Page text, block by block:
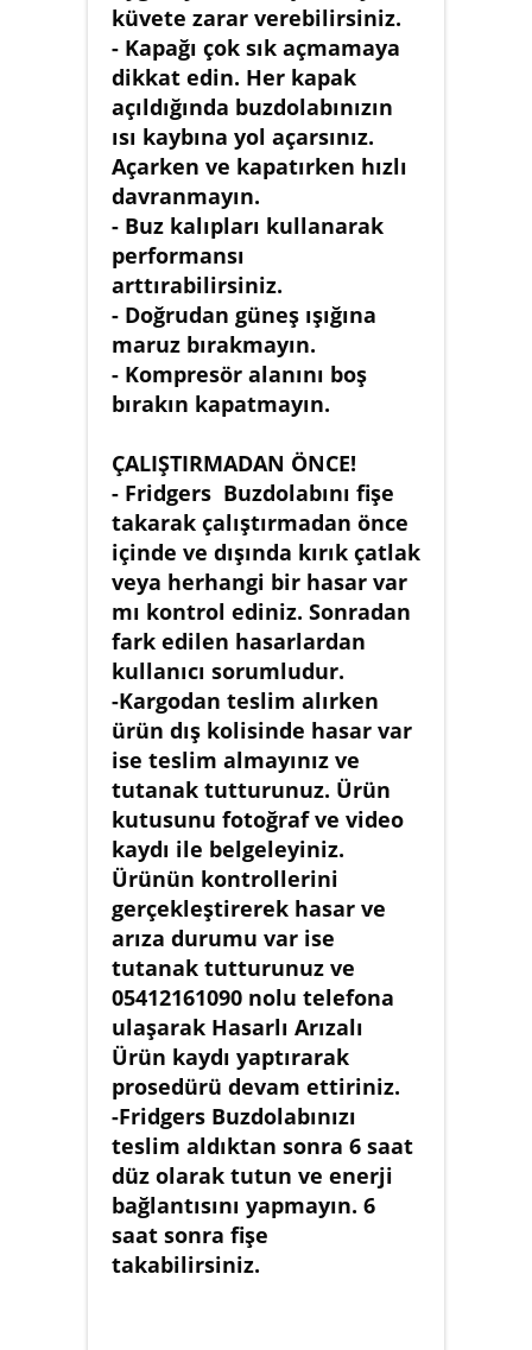
küvete zarar verebilirsiniz.
- Kapağı çok sık açmamaya
dikkat edin. Her kapak
açıldığında buzdolabınızın
ısı kaybına yol açarsınız.
Açarken ve kapatırken hızlı
davranmayın.
- Buz kalıpları kullanarak
performansı
arttırabilirsiniz.
- Doğrudan güneş ışığına
maruz bırakmayın.
- Kompresör alanını boş
bırakın kapatmayın.
ÇALIŞTIRMADAN ÖNCE!
- Fridgers Buzdolabını fişe
takarak çalıştırmadan önce
içinde ve dışında kırık çatlak
veya herhangi bir hasar var
mı kontrol ediniz. Sonradan
fark edilen hasarlardan
kullanıcı sorumludur.
-Kargodan teslim alırken
ürün dış kolisinde hasar var
ise teslim almayınız ve
tutanak tutturunuz. Ürün
kutusunu fotoğraf ve video
kaydı ile belgeleyiniz.
Ürünün kontrollerini
gerçekleştirerek hasar ve
arıza durumu var ise
tutanak tutturunuz ve
05412161090 nolu telefona
ulaşarak Hasarlı Arızalı
Ürün kaydı yaptırarak
prosedürü devam ettiriniz.
-Fridgers Buzdolabınızı
teslim aldıktan sonra 6 saat
düz olarak tutun ve enerji
bağlantısını yapmayın. 6
saat sonra fişe
takabilirsiniz.